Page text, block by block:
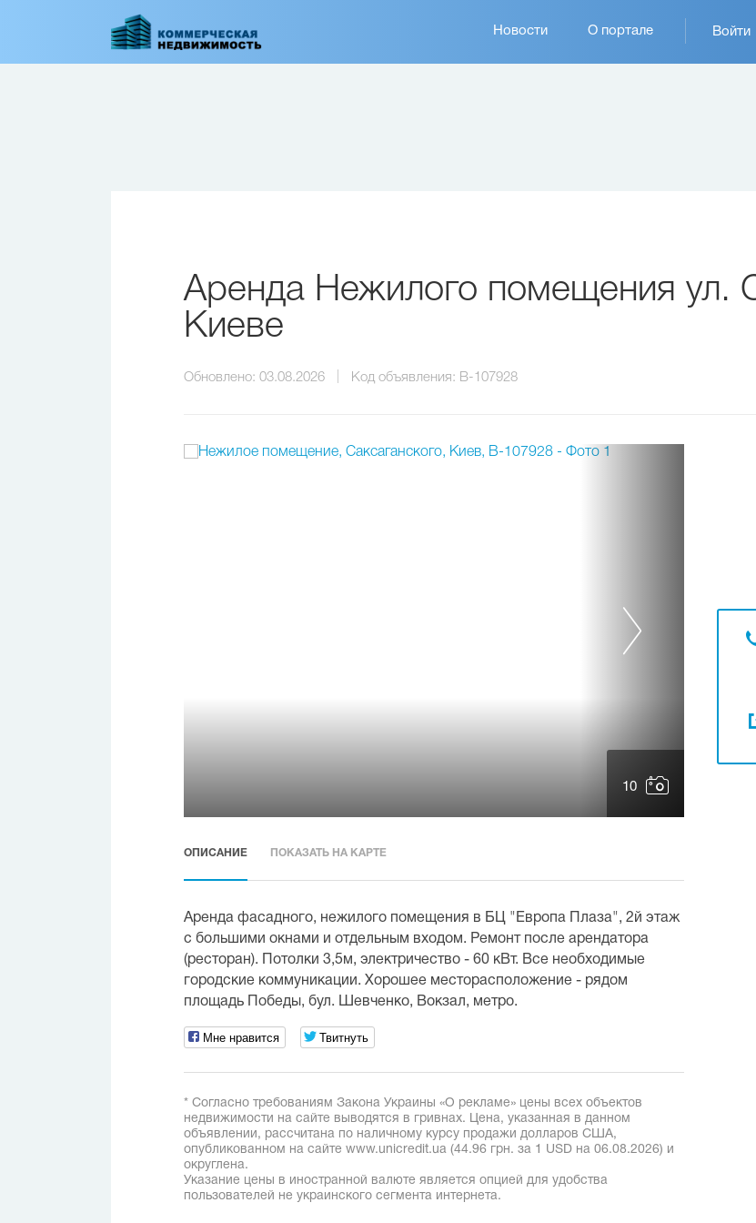
Войти
Основная
навигация
Новости О портале
Аренда Нежилого помещения ул.
Киеве
Обновлено: 03.08.2026 Код объявления: B-107928
10
ОПИСАНИЕ ПОКАЗАТЬ НА КАРТЕ
Аренда фасадного, нежилого помещения в БЦ "Европа Плаза", 2й этаж
с большими окнами и отдельным входом. Ремонт после арендатора
(ресторан). Потолки 3,5м, электричество - 60 кВт. Все необходимые
городские коммуникации. Хорошее месторасположение - рядом
площадь Победы, бул. Шевченко, Вокзал, метро.
Мне нравится Твитнуть
* Согласно требованиям Закона Украины «О рекламе» цены всех объектов
недвижимости на сайте выводятся в гривнах. Цена, указанная в данном
объявлении, рассчитана по наличному курсу продажи долларов США,
опубликованном на сайте www.unicredit.ua (44.96 грн. за 1 USD на 06.08.2026) и
округлена.
Указание цены в иностранной валюте является опцией для удобства
пользователей не украинского сегмента интернета.